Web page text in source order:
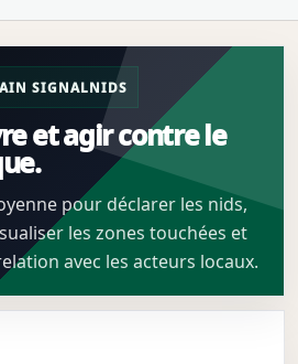
SIGNALNIDS
et agir contre le
pour déclarer les nids,
les zones touchées et
avec les acteurs locaux.